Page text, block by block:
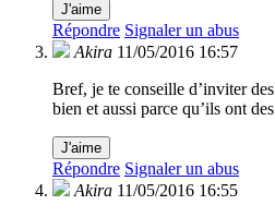
J'aime
Répondre Signaler un abus
Akira 11/05/2016 16:57
Bref, je te conseille d’inviter
bien et aussi parce qu’ils ont
J'aime
Répondre Signaler un abus
Akira 11/05/2016 16:55